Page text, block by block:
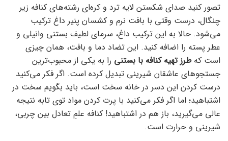
تصور کنید صدای شکستن لایه ترد و کره‌ای رشته‌های کنافه زیر
چنگال، درست وقتی با بافت نرم و کشسان پنیر داغ ترکیب
می‌شود. حالا به این ترکیب داغ، سرمای لطیف بستنی وانیلی و
عطر پسته را اضافه کنید. این تضاد دما و بافت، همان چیزی
است کهطرز تهیه کنافه با بستنی را به یکی از محبوب‌ترین
جستجوهای عاشقان شیرینی تبدیل کرده است. اگر فکر می‌کنید
درست کردن این دسر در خانه سخت است، باید بگویم سخت در
اشتباهید؛ اما اگر فکر می‌کنید با پرت کردن مواد توی تابه نتیجه
عالی می‌گیرید، باز هم در اشتباهید! کنافه علمِ تعادل بین چربی،
شیرینی و حرارت است.